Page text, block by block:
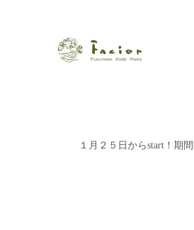
【福山・神戸
瀬戸内から世界に展開するエス
ポジティブライフを応援します
１月２５日からstart！期